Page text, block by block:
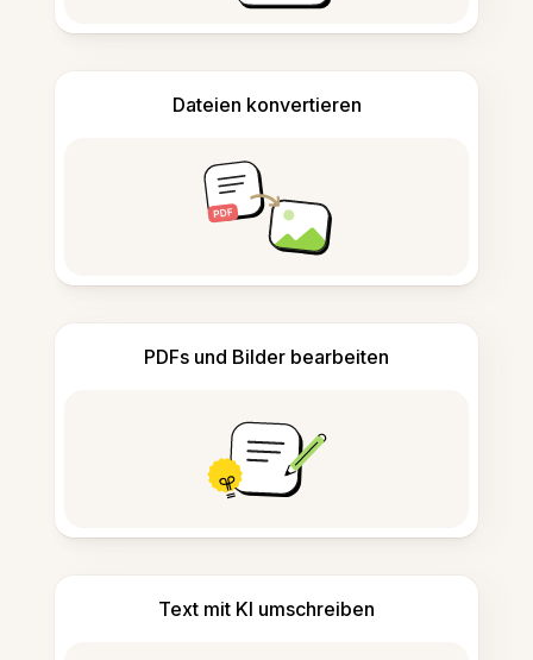
Dateien konvertieren
PDFs und Bilder bearbeiten
Text mit KI umschreiben